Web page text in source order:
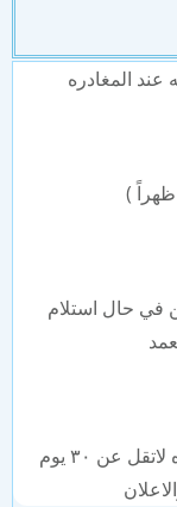
المغادره
حال استلام
لالغاء الحجز يكون قبل تاريخ الدخول لمده لاتقل عن ٣٠ يوم